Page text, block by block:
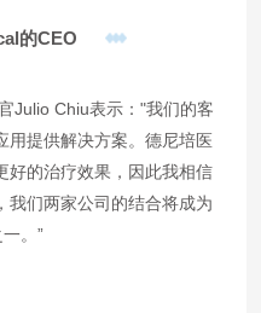
的CEO
Julio Chiu表示："我们的客
用提供解决方案。德尼培医
好的治疗效果，因此我相信
我们两家公司的结合将成为
一。”